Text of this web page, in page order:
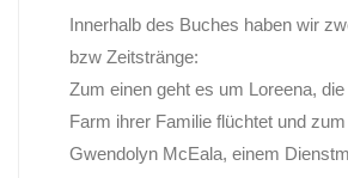
Innerhalb des Buches haben wir
bzw Zeitstränge:
Zum einen geht es um Loreena,
Farm ihrer Familie flüchtet und
Gwendolyn McEala, einem